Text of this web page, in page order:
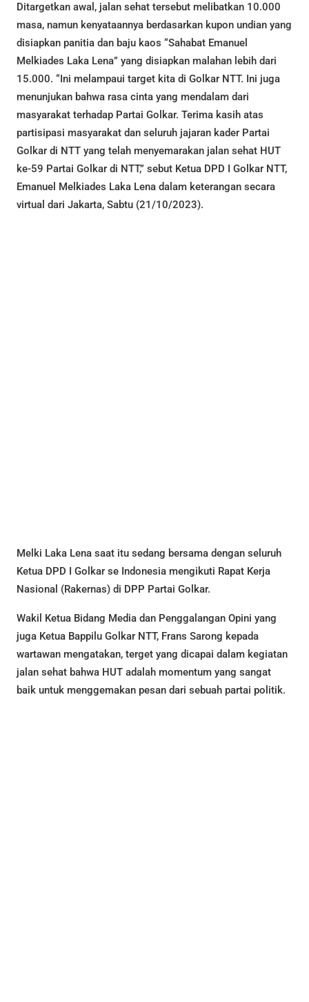
Ditargetkan awal, jalan sehat tersebut melibatkan 10.000
masa, namun kenyataannya berdasarkan kupon undian yang
disiapkan panitia dan baju kaos “Sahabat Emanuel
Melkiades Laka Lena” yang disiapkan malahan lebih dari
15.000. “Ini melampaui target kita di Golkar NTT. Ini juga
menunjukan bahwa rasa cinta yang mendalam dari
masyarakat terhadap Partai Golkar. Terima kasih atas
partisipasi masyarakat dan seluruh jajaran kader Partai
Golkar di NTT yang telah menyemarakan jalan sehat HUT
ke-59 Partai Golkar di NTT,” sebut Ketua DPD I Golkar NTT,
Emanuel Melkiades Laka Lena dalam keterangan secara
virtual dari Jakarta, Sabtu (21/10/2023).
Melki Laka Lena saat itu sedang bersama dengan seluruh
Ketua DPD I Golkar se Indonesia mengikuti Rapat Kerja
Nasional (Rakernas) di DPP Partai Golkar.
Wakil Ketua Bidang Media dan Penggalangan Opini yang
juga Ketua Bappilu Golkar NTT, Frans Sarong kepada
wartawan mengatakan, terget yang dicapai dalam kegiatan
jalan sehat bahwa HUT adalah momentum yang sangat
baik untuk menggemakan pesan dari sebuah partai politik.